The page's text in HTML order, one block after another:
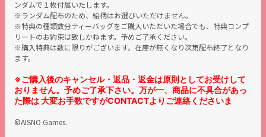
ンダムで１枚付属いたします。
※ランダム配布のため、絵柄はお選びいただけません。
※特典の種類数分ティーバッグをご購入いただいた場合でも、特典コンプ
リートのお約束は致しかねます。予めご了承ください。
※購入特典は数に限りがございます。在庫が無くなり次第配布終了となり
ます。
※ご購入後のキャンセル・返品・返金は原則としてお受けして
おりません。予めご了承下さい。万が一、商品に不具合があっ
た際は 大変お手数ですがCONTACTよりご連絡くださいま
©AISNO Games.